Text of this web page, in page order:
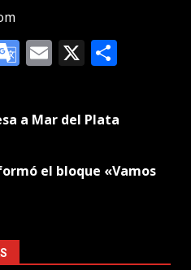
Google
Email
X
a Mar del Plata
el bloque «Vamos